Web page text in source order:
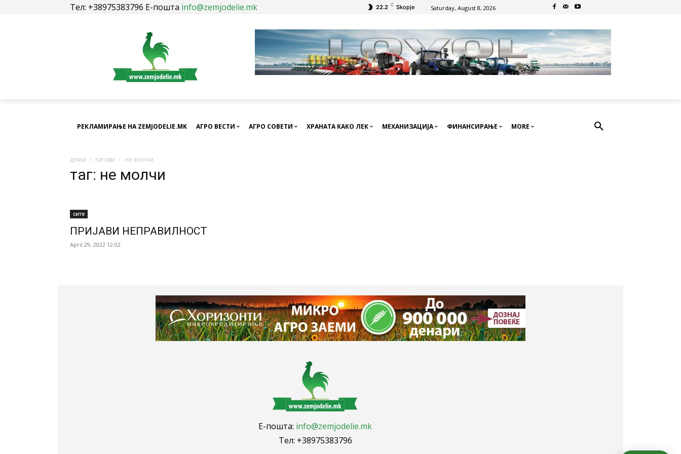
Тел: +38975383796 Е-пошта info@zemjodelie.mk 22.2 C Skopje Saturday, August 8, 2026
РЕКЛАМИРАЊЕ НА ZEMJODELIE.MK АГРО ВЕСТИ АГРО СОВЕТИ ХРАНАТА КАКО ЛЕК МЕХАНИЗАЦИЈА ФИНАНСИРАЊЕ MORE
дома тагови не молчи
таг: не молчи
сите
ПРИЈАВИ НЕПРАВИЛНОСТ
April 29, 2022 12:02
Е-пошта: info@zemjodelie.mk
Тел: +38975383796